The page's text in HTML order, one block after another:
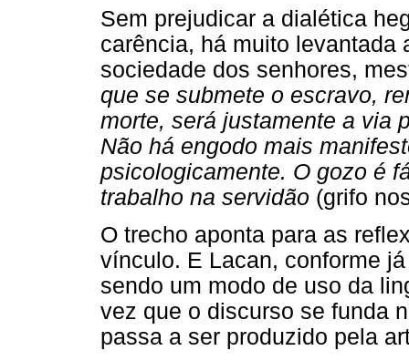
Sem prejudicar a dialética
carência, há muito levantada
sociedade dos senhores,
que se submete o escravo,
morte, será justamente a via
Não há engodo mais
psicologicamente. O gozo é
trabalho na servidão (grifo
O trecho aponta para as
vínculo. E Lacan, conforme
sendo um modo de uso da
vez que o discurso se funda
passa a ser produzido pela